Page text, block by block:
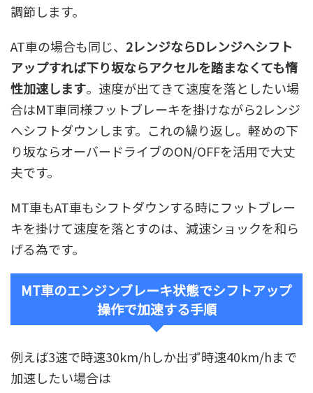
調節します。
AT車の場合も同じ、 2レンジならDレンジへシフト
アップすれば下り坂ならアクセルを踏まなくても惰
性加速します。速度が出てきて速度を落としたい場
合はMT車同様フットブレーキを掛けながら2レンジ
へシフトダウンします。これの繰り返し。軽めの下
り坂ならオーバードライブのON/OFFを活用で大丈
夫です。
MT車もAT車もシフトダウンする時にフットブレー
キを掛けて速度を落とすのは、減速ショックを和ら
げる為です。
MT車のエンジンブレーキ状態でシフトアップ
操作で加速する手順
例えば3速で時速30km/hしか出ず時速40km/hまで
加速したい場合は